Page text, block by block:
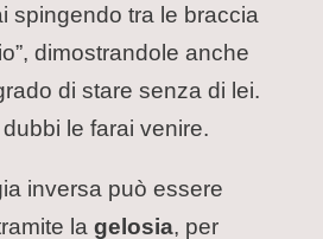
spingendo tra le braccia
dimostrandole anche
di stare senza di lei.
le farai venire.
inversa può essere
la gelosia, per